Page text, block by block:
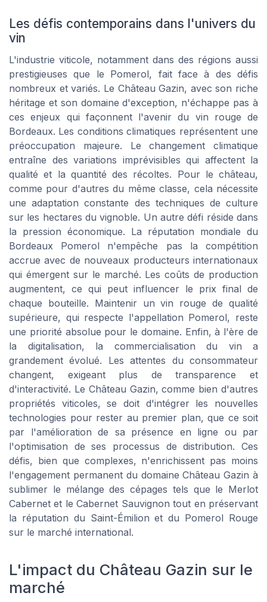
Les défis contemporains dans l'univers du
vin
L'industrie viticole, notamment dans des régions aussi
prestigieuses que le Pomerol, fait face à des défis
nombreux et variés. Le Château Gazin, avec son riche
héritage et son domaine d'exception, n'échappe pas à
ces enjeux qui façonnent l'avenir du vin rouge de
Bordeaux. Les conditions climatiques représentent une
préoccupation majeure. Le changement climatique
entraîne des variations imprévisibles qui affectent la
qualité et la quantité des récoltes. Pour le château,
comme pour d'autres du même classe, cela nécessite
une adaptation constante des techniques de culture
sur les hectares du vignoble. Un autre défi réside dans
la pression économique. La réputation mondiale du
Bordeaux Pomerol n'empêche pas la compétition
accrue avec de nouveaux producteurs internationaux
qui émergent sur le marché. Les coûts de production
augmentent, ce qui peut influencer le prix final de
chaque bouteille. Maintenir un vin rouge de qualité
supérieure, qui respecte l'appellation Pomerol, reste
une priorité absolue pour le domaine. Enfin, à l'ère de
la digitalisation, la commercialisation du vin a
grandement évolué. Les attentes du consommateur
changent, exigeant plus de transparence et
d'interactivité. Le Château Gazin, comme bien d'autres
propriétés viticoles, se doit d'intégrer les nouvelles
technologies pour rester au premier plan, que ce soit
par l'amélioration de sa présence en ligne ou par
l'optimisation de ses processus de distribution. Ces
défis, bien que complexes, n'enrichissent pas moins
l'engagement permanent du domaine Château Gazin à
sublimer le mélange des cépages tels que le Merlot
Cabernet et le Cabernet Sauvignon tout en préservant
la réputation du Saint-Émilion et du Pomerol Rouge
sur le marché international.
L'impact du Château Gazin sur le
marché